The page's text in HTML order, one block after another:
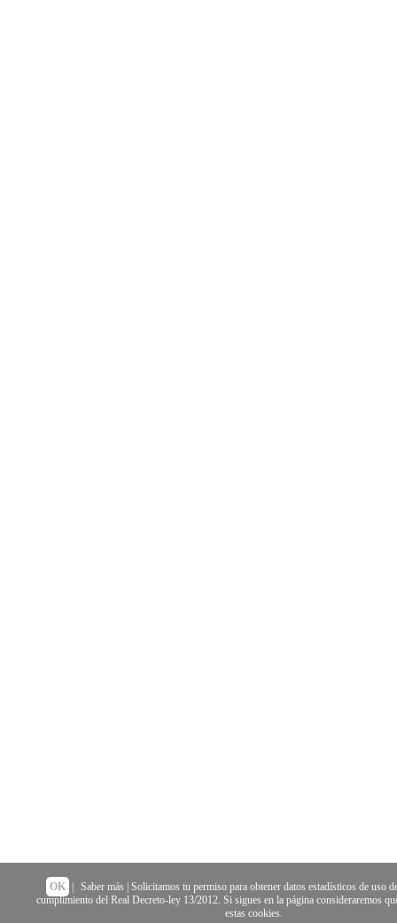
OK Saber más | Solicitamos tu permiso para obtener datos estadísticos de uso
cumplimiento del Real Decreto-ley 13/2012. Si sigues en la página consideraremos
estas cookies.